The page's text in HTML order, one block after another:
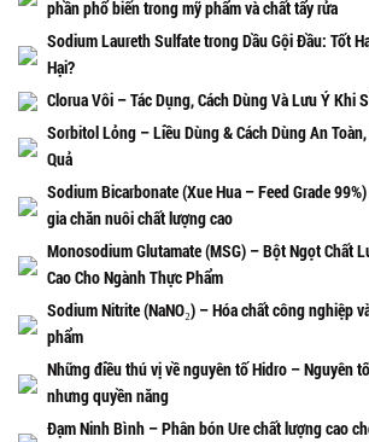
phần phổ biến trong mỹ phẩm và chất tẩy rửa
Sodium Laureth Sulfate trong Dầu Gội Đầu: Tốt
Hại?
Clorua Vôi – Tác Dụng, Cách Dùng Và Lưu Ý Khi
Sorbitol Lỏng – Liều Dùng & Cách Dùng An
Quả
Sodium Bicarbonate (Xue Hua – Feed Grade
gia chăn nuôi chất lượng cao
Monosodium Glutamate (MSG) – Bột Ngọt Chất
Cao Cho Ngành Thực Phẩm
Sodium Nitrite (NaNO₂) – Hóa chất công nghiệp
phẩm
Những điều thú vị về nguyên tố Hidro – Nguyên
nhưng quyền năng
Đạm Ninh Bình – Phân bón Ure chất lượng cao